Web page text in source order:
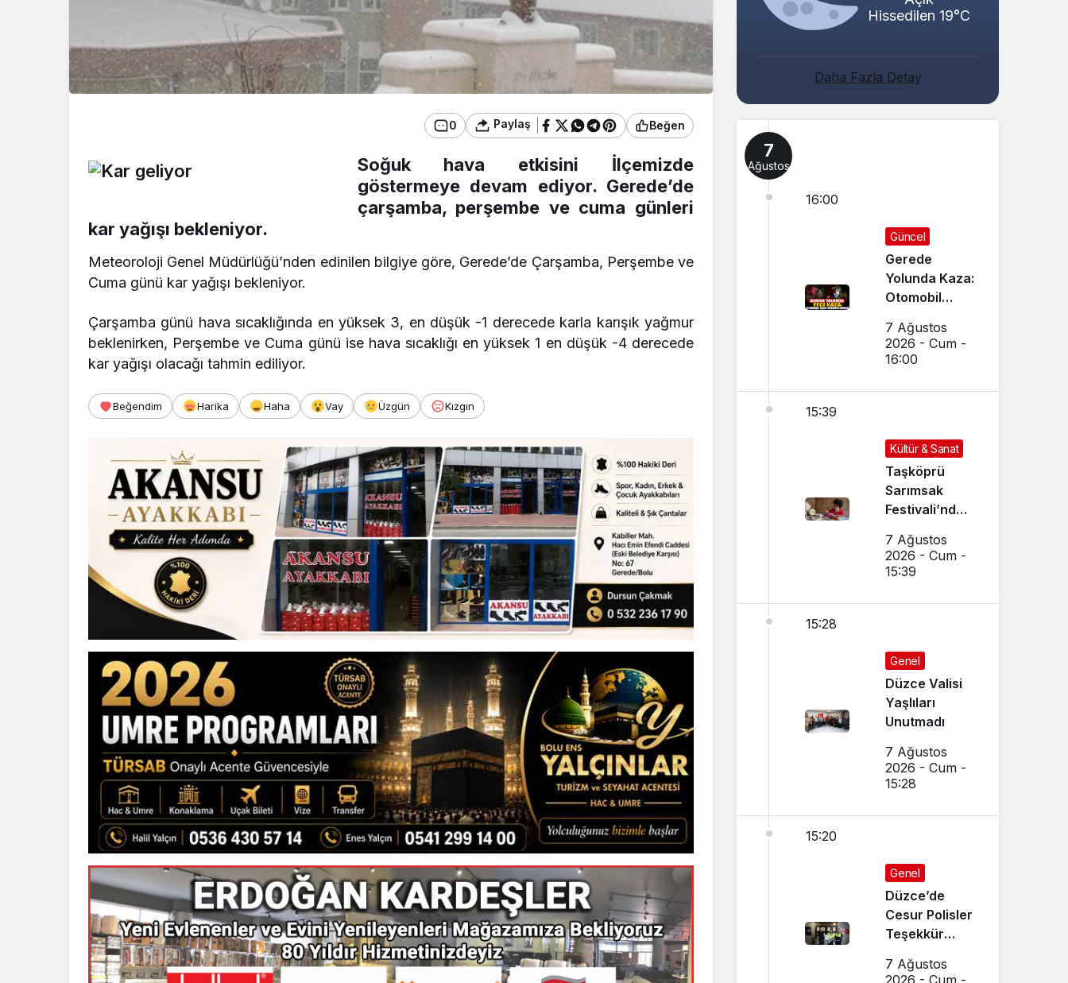
0 Paylaş Beğen
Soğuk hava etkisini İlçemizde
göstermeye devam ediyor. Gerede’de
çarşamba, perşembe ve cuma günleri
kar yağışı bekleniyor.
Meteoroloji Genel Müdürlüğü’nden edinilen bilgiye göre, Gerede’de Çarşamba, Perşembe ve
Cuma günü kar yağışı bekleniyor.
Çarşamba günü hava sıcaklığında en yüksek 3, en düşük -1 derecede karla karışık yağmur
beklenirken, Perşembe ve Cuma günü ise hava sıcaklığı en yüksek 1 en düşük -4 derecede
kar yağışı olacağı tahmin ediliyor.
Beğendim Harika Haha Vay Üzgün Kızgın
Hissedilen 19°C
Daha Fazla Detay
7
Ağustos
16:00
Güncel
Gerede
Yolunda Kaza:
Otomobil
Hurdaya
Döndü
7 Ağustos
2026 - Cum -
16:00
15:39
Kültür & Sanat
Taşköprü
Sarımsak
Festivali’nde
Yöresel
Lezzetler
7 Ağustos
2026 - Cum -
15:39
15:28
Genel
Düzce Valisi
Yaşlıları
Unutmadı
7 Ağustos
2026 - Cum -
15:28
15:20
Genel
Düzce’de
Cesur Polisler
Teşekkür
7 Ağustos
2026 - Cum -